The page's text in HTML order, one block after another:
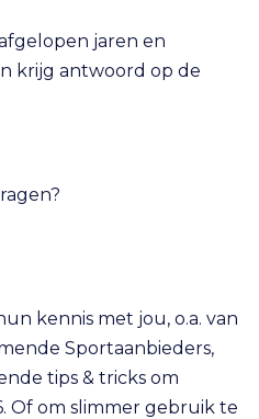
jaren en
krijg antwoord op de
kennis met jou, o.a. van
Sportaanbieders,
tips & tricks om
Of om slimmer gebruik te